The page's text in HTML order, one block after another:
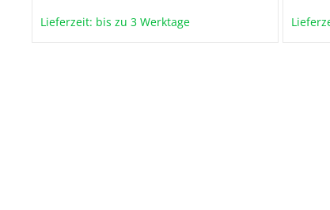
Lieferzeit: bis zu 3 Werktage